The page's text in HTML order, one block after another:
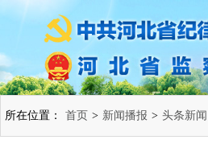
所在位置： 首页 > 新闻播报 > 头条新闻